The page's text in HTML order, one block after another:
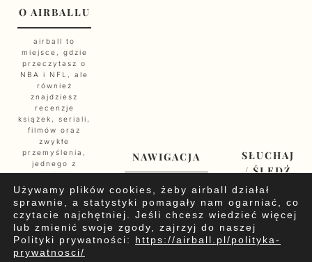
O AIRBALLU
airball to
miejsce, gdzie
przeczytasz o
NBA i NFL, ale
również
znajdziesz
recenzje
książek, seriali,
filmów oraz
zwykłe
przemyślenia,
jednego z
dwóch
redaktorów.
Jeśli szukasz
długich tekstów
przepełnionych
ironią,
własnymi
spostrzeżeniami
NAWIGACJA
Kontakt
O Nas
Polityka
Cookie
Polityka
prywatności
SŁUCHAJ
/ ŚLEDŹ
NAS
Spotify
X
Używamy plików cookies, żeby airball działał
sprawnie, a statystyki pomagały nam ogarniać, co
czytacie najchętniej. Jeśli chcesz wiedzieć więcej
lub zmienić swoje zgody, zajrzyj do naszej
Polityki prywatności: https://airball.pl/polityka-
prywatnosci/